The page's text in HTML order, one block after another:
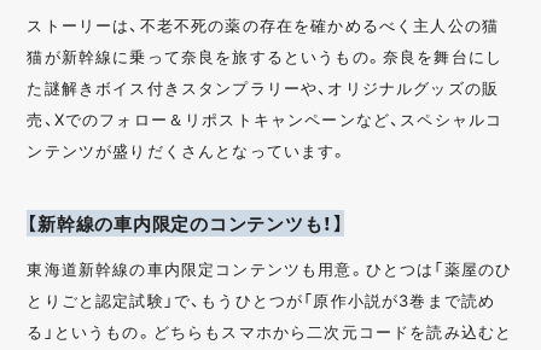
ストーリーは、不老不死の薬の存在を確かめるべく主人公の猫
猫が新幹線に乗って奈良を旅するというもの。奈良を舞台にし
た謎解きボイス付きスタンプラリーや、オリジナルグッズの販
売、Xでのフォロー＆リポストキャンペーンなど、スペシャルコ
ンテンツが盛りだくさんとなっています。
【新幹線の車内限定のコンテンツも！】
東海道新幹線の車内限定コンテンツも用意。ひとつは「薬屋のひ
とりごと認定試験」で、もうひとつが「原作小説が3巻まで読め
る」というもの。どちらもスマホから二次元コードを読み込むと